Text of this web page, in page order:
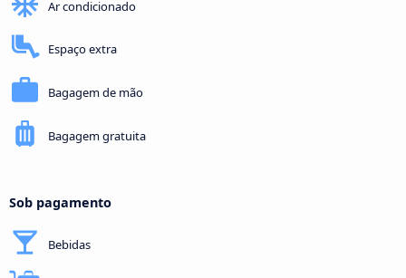
Ar condicionado
Espaço extra
Bagagem de mão
Bagagem gratuita
Sob pagamento
Bebidas